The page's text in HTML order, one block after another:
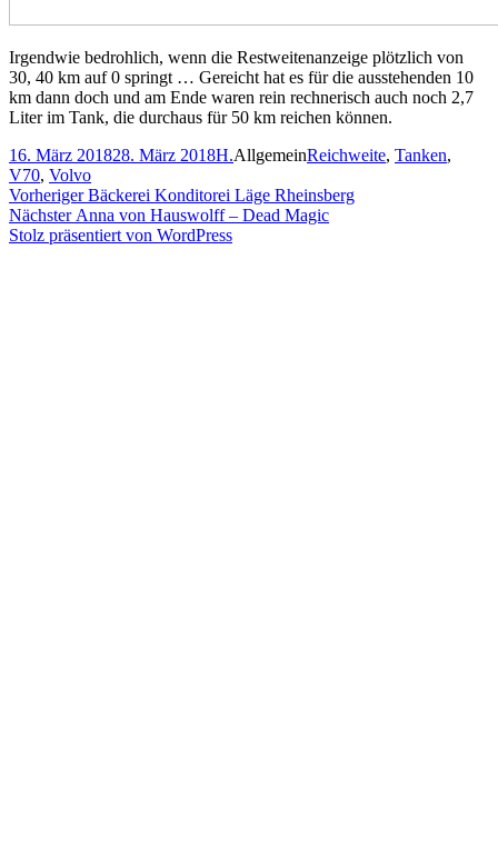
Irgendwie bedrohlich, wenn die Restweitenanzeige plötzlich von
30, 40 km auf 0 springt … Gereicht hat es für die ausstehenden 10
km dann doch und am Ende waren rein rechnerisch auch noch 2,7
Liter im Tank, die durchaus für 50 km reichen können.
Veröffentlicht
am
16. März 201828. März 2018Autor
H.Kategorien
AllgemeinSchlagwörter
Reichweite, Tanken,
V70, Volvo
Beitragsnavigation
Vorheriger Vorheriger
Beitrag:
Bäckerei Konditorei Läge Rheinsberg
Nächster Nächster
Beitrag:
Anna von Hauswolff – Dead Magic
Stolz präsentiert von WordPress